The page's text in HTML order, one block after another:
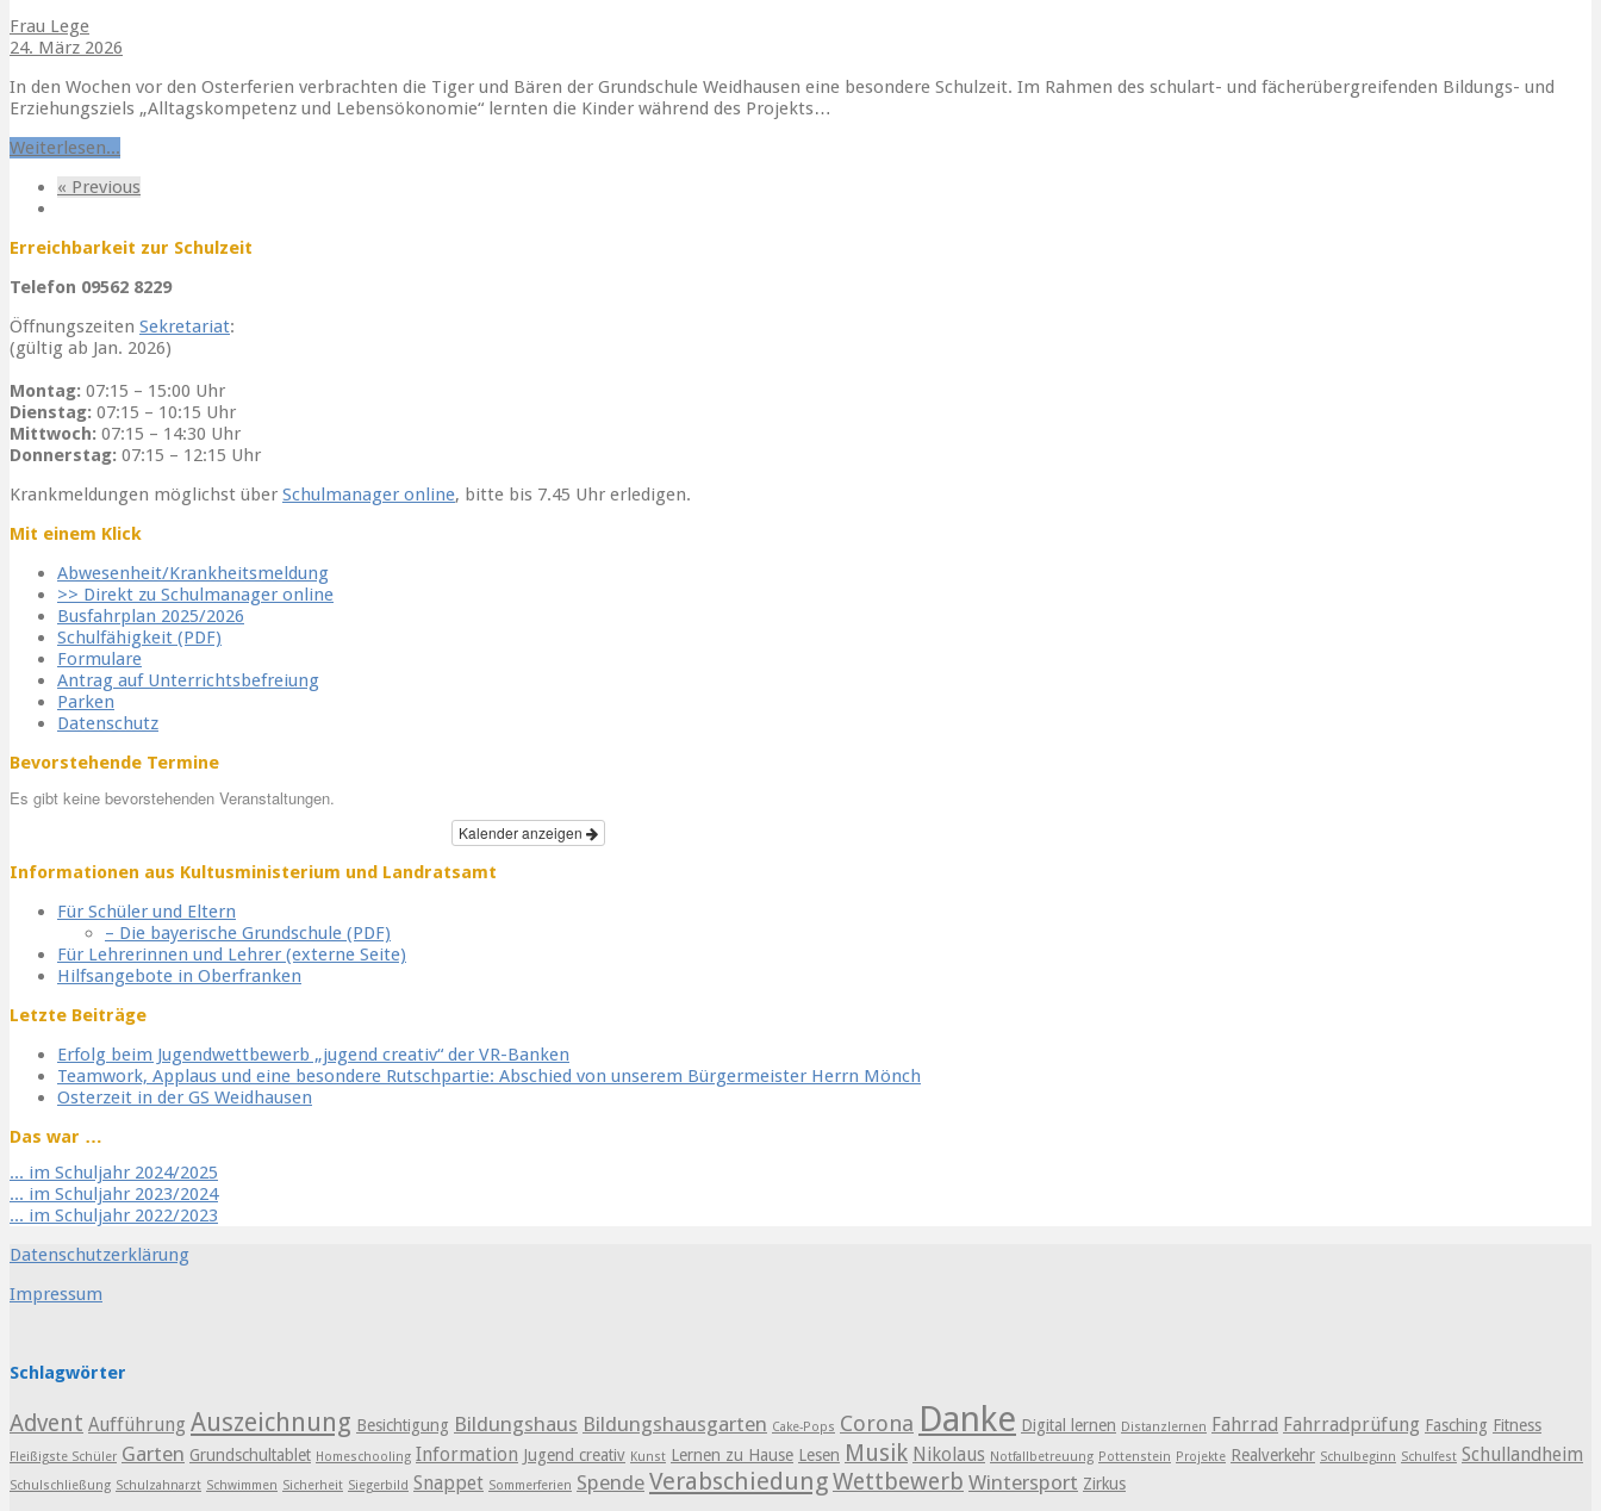
Frau Lege
24. März 2026
In den Wochen vor den Osterferien verbrachten die Tiger und Bären der Grundschule Weidhausen eine besondere Schulzeit. Im Rahmen des schulart- und fächerübergreifenden Bildungs- und
Erziehungsziels „Alltagskompetenz und Lebensökonomie“ lernten die Kinder während des Projekts…
Weiterlesen...
« Previous
Erreichbarkeit zur Schulzeit
Telefon 09562 8229
Öffnungszeiten Sekretariat:
(gültig ab Jan. 2026)
Montag: 07:15 – 15:00 Uhr
Dienstag: 07:15 – 10:15 Uhr
Mittwoch: 07:15 – 14:30 Uhr
Donnerstag: 07:15 – 12:15 Uhr
Krankmeldungen möglichst über Schulmanager online, bitte bis 7.45 Uhr erledigen.
Mit einem Klick
Abwesenheit/Krankheitsmeldung
>> Direkt zu Schulmanager online
Busfahrplan 2025/2026
Schulfähigkeit (PDF)
Formulare
Antrag auf Unterrichtsbefreiung
Parken
Datenschutz
Bevorstehende Termine
Es gibt keine bevorstehenden Veranstaltungen.
Kalender anzeigen
Informationen aus Kultusministerium und Landratsamt
Für Schüler und Eltern
– Die bayerische Grundschule (PDF)
Für Lehrerinnen und Lehrer (externe Seite)
Hilfsangebote in Oberfranken
Letzte Beiträge
Erfolg beim Jugendwettbewerb „jugend creativ“ der VR-Banken
Teamwork, Applaus und eine besondere Rutschpartie: Abschied von unserem Bürgermeister Herrn Mönch
Osterzeit in der GS Weidhausen
Das war …
... im Schuljahr 2024/2025
... im Schuljahr 2023/2024
... im Schuljahr 2022/2023
Datenschutzerklärung
Impressum
Schlagwörter
Advent Aufführung Auszeichnung Besichtigung Bildungshaus Bildungshausgarten Cake-Pops Corona Danke Digital lernen Distanzlernen Fahrrad Fahrradprüfung Fasching Fitness
Fleißigste Schüler Garten Grundschultablet Homeschooling Information Jugend creativ Kunst Lernen zu Hause Lesen Musik Nikolaus Notfallbetreuung Pottenstein Projekte Realverkehr Schulbeginn Schulfest Schullandheim
Schulschließung Schulzahnarzt Schwimmen Sicherheit Siegerbild Snappet Sommerferien Spende VerabschiedungWettbewerb Wintersport Zirkus